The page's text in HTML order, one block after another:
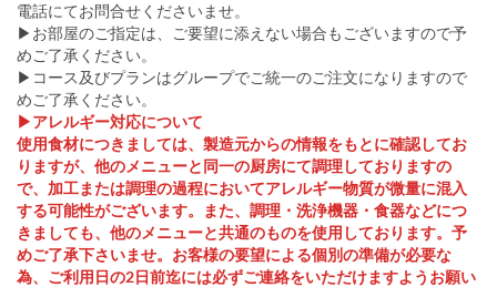
電話にてお問合せくださいませ。
▶お部屋のご指定は、ご要望に添えない場合もございますので予
めご了承ください。
▶コース及びプランはグループでご統一のご注文になりますので
めご了承ください。
▶アレルギー対応について
使用食材につきましては、製造元からの情報をもとに確認してお
りますが、他のメニューと同一の厨房にて調理しておりますの
で、加工または調理の過程においてアレルギー物質が微量に混入
する可能性がございます。また、調理・洗浄機器・食器などにつ
きましても、他のメニューと共通のものを使用しております。予
めご了承下さいませ。お客様の要望による個別の準備が必要な
為、ご利用日の2日前迄には必ずご連絡をいただけますようお願い